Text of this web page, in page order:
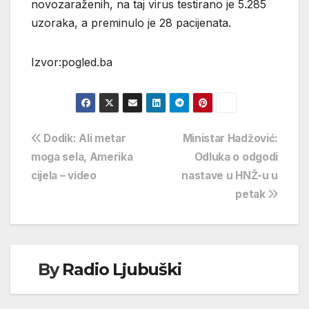
novozaraženih, na taj virus testirano je 5.285
uzoraka, a preminulo je 28 pacijenata.
Izvor:pogled.ba
Navigacija
objava
Ministar Hadžović:
Odluka o odgodi
nastave u HNŽ-u u
petak
Dodik: Ali metar
moga sela, Amerika
cijela – video
ByRadio Ljubuški